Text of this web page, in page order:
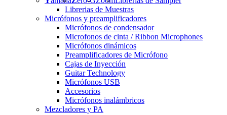
Librerias de Muestras
Micrófonos y preamplificadores
Micrófonos de condensador
Microfonos de cinta / Ribbon Microphones
Micrófonos dinámicos
Preamplificadores de Micrófono
Cajas de Inyección
Guitar Technology
Micrófonos USB
Accesorios
Micrófonos inalámbricos
Mezcladores y PA